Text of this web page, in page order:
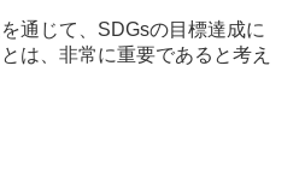
通じて、SDGsの目標達成に
は、非常に重要であると考え